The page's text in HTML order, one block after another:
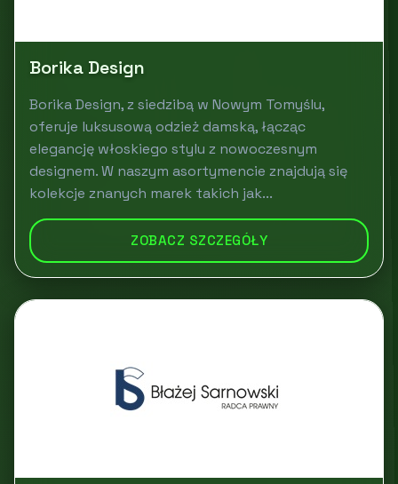
Borika Design
Borika Design, z siedzibą w Nowym Tomyślu,
oferuje luksusową odzież damską, łącząc
elegancję włoskiego stylu z nowoczesnym
designem. W naszym asortymencie znajdują się
kolekcje znanych marek takich jak...
ZOBACZ SZCZEGÓŁY